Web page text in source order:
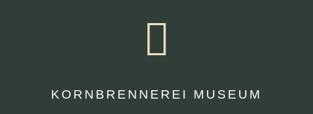

KORNBRENNEREI MUSEUM